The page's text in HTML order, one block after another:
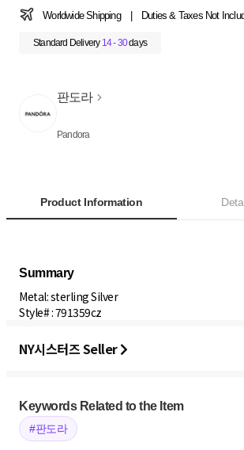
Worldwide Shipping Duties & Taxes Not
Standard Delivery 14 - 30days
판도라
Pandora
Product Information
Summary
Metal: sterling Silver
Style# : 791359cz
NY시스터즈 Seller
Keywords Related to the Item
#판도라